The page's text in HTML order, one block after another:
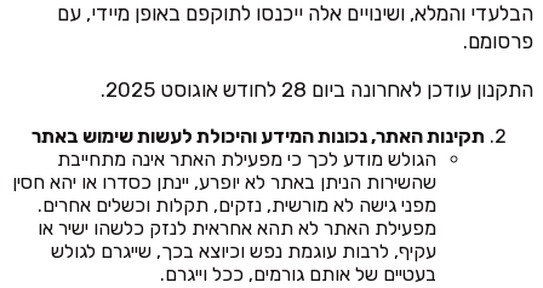
הבלעדי והמלא, ושינויים אלה ייכנסו לתוקפם באופן מיידי, עם
פרסומם.
התקנון עודכן לאחרונה ביום 28 לחודש אוגוסט 2025.
תקינות האתר, נכונות המידע והיכולת לעשות שימוש באתר
הגולש מודע לכך כי מפעילת האתר אינה מתחייבת
שהשירות הניתן באתר לא יופרע, יינתן כסדרו או יהא חסין
מפני גישה לא מורשית, נזקים, תקלות וכשלים אחרים.
מפעילת האתר לא תהא אחראית לנזק כלשהו ישיר או
עקיף, לרבות עוגמת נפש וכיוצא בכך, שייגרם לגולש
בעטיים של אותם גורמים, ככל וייגרם.